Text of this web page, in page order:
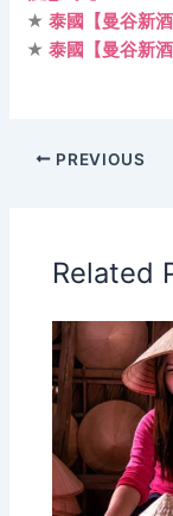
★泰國【曼谷新
★泰國【曼谷新
PREVIOUS
Related